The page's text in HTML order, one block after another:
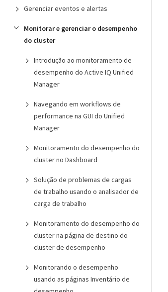
Gerenciar eventos e alertas
Monitorar e gerenciar o desempenho
do cluster
Introdução ao monitoramento de
desempenho do Active IQ Unified
Manager
Navegando em workflows de
performance na GUI do Unified
Manager
Monitoramento do desempenho do
cluster no Dashboard
Solução de problemas de cargas
de trabalho usando o analisador de
carga de trabalho
Monitoramento do desempenho do
cluster na página de destino do
cluster de desempenho
Monitorando o desempenho
usando as páginas Inventário de